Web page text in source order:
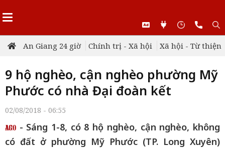
An Giang 24 giờ Chính trị - Xã hội Xã hội - Từ thiện
9 hộ nghèo, cận nghèo phường Mỹ
Phước có nhà Đại đoàn kết
02/08/2018 - 06:55
- Sáng 1-8, có 8 hộ nghèo, cận nghèo, không
có đất ở phường Mỹ Phước (TP. Long Xuyên)